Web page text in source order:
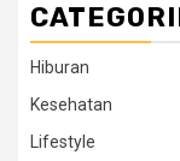
Hiburan
Kesehatan
Lifestyle